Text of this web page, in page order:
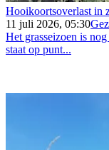
Hooikoortsoverlast in
11 juli 2026, 05:30
Het grasseizoen is
staat op punt...